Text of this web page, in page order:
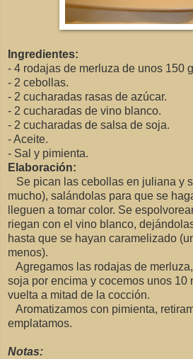
Ingredientes:
- 4 rodajas de merluza de unos 150
- 2 cebollas.
- 2 cucharadas rasas de azúcar.
- 2 cucharadas de vino blanco.
- 2 cucharadas de salsa de soja.
- Aceite.
- Sal y pimienta.
Elaboración:
Se pican las cebollas en juliana y
mucho), salándolas para que se
lleguen a tomar color. Se
riegan con el vino blanco,
hasta que se hayan caramelizado
menos).
Agregamos las rodajas de
soja por encima y cocemos unos 10
vuelta a mitad de la cocción.
Aromatizamos con pimienta,
emplatamos.
Notas: